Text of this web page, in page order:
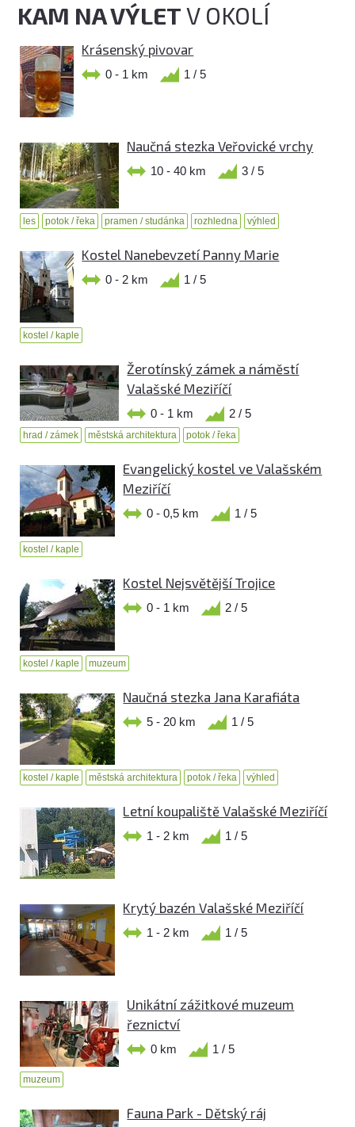
KAM NA VÝLETV OKOLÍ
Krásenský pivovar
0 - 1 km 1 / 5
Naučná stezka Veřovické vrchy
10 - 40 km 3 / 5
les potok / řeka pramen / studánka rozhledna výhled
Kostel Nanebevzetí Panny Marie
0 - 2 km 1 / 5
kostel / kaple
Žerotínský zámek a náměstí
Valašské Meziříčí
0 - 1 km 2 / 5
hrad / zámek městská architektura potok / řeka
Evangelický kostel ve Valašském
Meziříčí
0 - 0,5 km 1 / 5
kostel / kaple
Kostel Nejsvětější Trojice
0 - 1 km 2 / 5
kostel / kaple muzeum
Naučná stezka Jana Karafiáta
5 - 20 km 1 / 5
kostel / kaple městská architektura potok / řeka výhled
Letní koupaliště Valašské Meziříčí
1 - 2 km 1 / 5
Krytý bazén Valašské Meziříčí
1 - 2 km 1 / 5
Unikátní zážitkové muzeum
řeznictví
0 km 1 / 5
muzeum
Fauna Park - Dětský ráj